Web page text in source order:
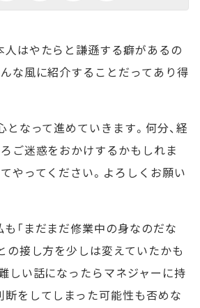
はやたらと謙遜する癖があるの
な風に紹介することだってあり得
となって進めていきます。何分、経
ご迷惑をおかけするかもしれま
やってください。よろしくお願い
「まだまだ修業中の身なのだな
の接し方を少しは変えていたかも
しい話になったらマネジャーに持
断をしてしまった可能性も否めな